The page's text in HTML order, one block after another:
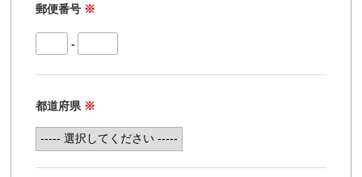
郵便番号 ※
-
都道府県 ※